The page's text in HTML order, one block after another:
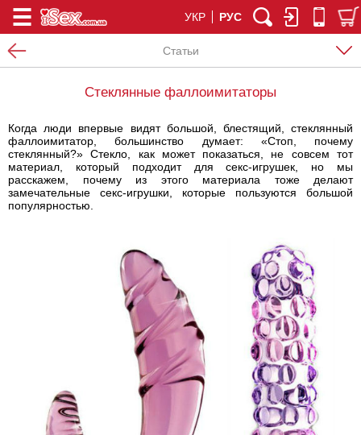
УКР РУС
Статьи
Стеклянные фаллоимитаторы
Когда люди впервые видят большой, блестящий, стеклянный
фаллоимитатор, большинство думает: «Стоп, почему
стеклянный?» Стекло, как может показаться, не совсем тот
материал, который подходит для секс-игрушек, но мы
расскажем, почему из этого материала тоже делают
замечательные секс-игрушки, которые пользуются большой
популярностью.